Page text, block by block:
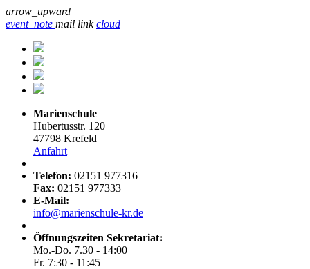
arrow_upward
event_note mail link cloud
Marienschule
Hubertusstr. 120
47798 Krefeld
Anfahrt
Telefon: 02151 977316
Fax: 02151 977333
E-Mail:
info@marienschule-kr.de
Öffnungszeiten Sekretariat:
Mo.-Do. 7.30 - 14:00
Fr. 7:30 - 11:45